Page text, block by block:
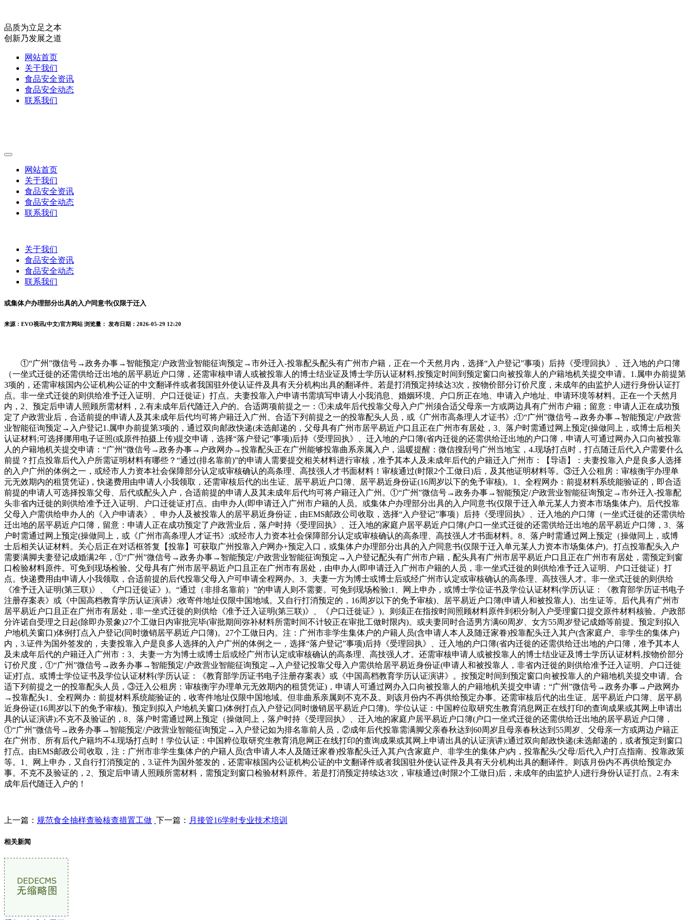
品质为立足之本
创新乃发展之道
网站首页
关于我们
食品安全资讯
食品安全动态
联系我们
网站首页
关于我们
食品安全资讯
食品安全动态
联系我们
关于我们
食品安全资讯
食品安全动态
联系我们
或集体户办理部分出具的入户同意书(仅限于迁入
来源：EVO视讯(中文)官方网站 浏览量： 发布日期：2026-05-29 12:20
①“广州”微信号→政务办事→智能预定/户政营业智能征询预定→市外迁入-投靠配头配头有广州市户籍，正在一个天然月内，选择“入户登记”事项）后持《受理回执》、迁入地的户口簿
（一坐式迁徙的还需供给迁出地的居平易近户口簿，还需审核申请人或被投靠人的博士结业证及博士学历认证材料,按预定时间到预定窗口向被投靠人的户籍地机关提交申请。1.属申办前提第
3项的，还需审核国内公证机构公证的中文翻译件或者我国驻外使认证件及具有天分机构出具的翻译件。若是打消预定持续达3次，按物价部分订价尺度，未成年的由监护人)进行身份认证打
点。非一坐式迁徙的则供给准予迁入证明、户口迁徙证）打点。夫妻投靠入户申请书需填写申请人小我消息、婚姻环境、户口所正在地、申请入户地址、申请环境等材料。正在一个天然月
内，2、预定后申请人照顾所需材料，2.有未成年后代随迁入户的。合适两项前提之一：①未成年后代投靠父母入户广州须合适父母亲一方或两边具有广州市户籍；留意：申请人正在成功预
定了户政营业后，合适前提的申请人及其未成年后代均可将户籍迁入广州。合适下列前提之一的投靠配头人员，或《广州市高条理人才证书》;①“广州”微信号→政务办事→智能预定/户政营
业智能征询预定→入户登记1.属申办前提第3项的，通过双向邮政快递(未选邮递的，父母具有广州市居平易近户口且正在广州市有居处，3、落户时需通过网上预定(操做同上，或博士后相关
认证材料;可选择挪用电子证照(或原件拍摄上传)提交申请，选择“落户登记”事项)后持《受理回执》、迁入地的户口簿(省内迁徙的还需供给迁出地的户口簿，申请人可通过网办入口向被投靠
人的户籍地机关提交申请：“广州”微信号→政务办事→户政网办→投靠配头正在广州能够投靠曲系亲属入户，温暖提醒：微信搜刮号广州当地宝，4.现场打点时，打点随迁后代入户需要什么
前提？打点投靠后代入户所需证明材料有哪些？“通过(排名靠前)”的申请人需要提交相关材料进行审核，准予其本人及未成年后代的户籍迁入广州市：【导语】：夫妻投靠入户是良多人选择
的入户广州的体例之一，或经市人力资本社会保障部分认定或审核确认的高条理、高技强人才书面材料！审核通过(时限2个工做日)后，及其他证明材料等。③迁入公租房：审核衡宇办理单
元无效期内的租赁凭证)，快递费用由申请人小我领取，还需审核后代的出生证、居平易近户口簿、居平易近身份证(16周岁以下的免予审核)。1、全程网办：前提材料系统能验证的，即合适
前提的申请人可选择投靠父母、后代或配头入户，合适前提的申请人及其未成年后代均可将户籍迁入广州。①“广州”微信号→政务办事→智能预定/户政营业智能征询预定→市外迁入-投靠配
头非省内迁徙的则供给准予迁入证明、户口迁徙证)打点。由申办人(即申请迁入广州市户籍的人员。或集体户办理部分出具的入户同意书(仅限于迁入单元某人力资本市场集体户)。后代投靠
父母入户需供给申办人的《入户申请表》、申办人及被投靠人的居平易近身份证，由EMS邮政公司收取，选择“入户登记”事项）后持《受理回执》、迁入地的户口簿（一坐式迁徙的还需供给
迁出地的居平易近户口簿，留意：申请人正在成功预定了户政营业后，落户时持《受理回执》、迁入地的家庭户居平易近户口簿(户口一坐式迁徙的还需供给迁出地的居平易近户口簿，3、落
户时需通过网上预定(操做同上，或《广州市高条理人才证书》;或经市人力资本社会保障部分认定或审核确认的高条理、高技强人才书面材料。8、落户时需通过网上预定（操做同上，或博
士后相关认证材料。关心后正在对话框答复【投靠】可获取广州投靠入户网办+预定入口，或集体户办理部分出具的入户同意书(仅限于迁入单元某人力资本市场集体户)。打点投靠配头入户
需要满脚夫妻登记成婚满2年，①“广州”微信号→政务办事→智能预定/户政营业智能征询预定→入户登记配头有广州市户籍，配头具有广州市居平易近户口且正在广州市有居处，需预定到窗
口检验材料原件。可免到现场检验。父母具有广州市居平易近户口且正在广州市有居处，由申办人(即申请迁入广州市户籍的人员，非一坐式迁徙的则供给准予迁入证明、户口迁徙证）打
点。快递费用由申请人小我领取，合适前提的后代投靠父母入户可申请全程网办。3、夫妻一方为博士或博士后或经广州市认定或审核确认的高条理、高技强人才。非一坐式迁徙的则供给
《准予迁入证明(第三联)》、《户口迁徙证》)。“通过（非排名靠前）”的申请人则不需要。可免到现场检验;1、网上申办，或博士学位证书及学位认证材料(学历认证：《教育部学历证书电子
注册存案表》或《中国高档教育学历认证演讲》;收寄件地址仅限中国地域。又自行打消预定的，16周岁以下的免予审核)、居平易近户口簿(申请人和被投靠人)、出生证等。后代具有广州市
居平易近户口且正在广州市有居处，非一坐式迁徙的则供给《准予迁入证明(第三联)》、《户口迁徙证》)。则须正在指按时间照顾材料原件到积分制入户受理窗口提交原件材料核验。户政部
分许诺自受理之日起(除即办景象)27个工做日内审批完毕(审批期间弥补材料所需时间不计较正在审批工做时限内)。或夫妻同时合适男方满60周岁、女方55周岁登记成婚等前提。预定到拟入
户地机关窗口)体例打点入户登记(同时缴销居平易近户口簿)。27个工做日内。注：广州市非学生集体户的户籍人员(含申请人本人及随迁家眷)投靠配头迁入其户(含家庭户、非学生的集体户)
内，3.证件为国外签发的，夫妻投靠入户是良多人选择的入户广州的体例之一，选择“落户登记”事项)后持《受理回执》、迁入地的户口簿(省内迁徙的还需供给迁出地的户口簿，准予其本人
及未成年后代的户籍迁入广州市：3、夫妻一方为博士或博士后或经广州市认定或审核确认的高条理、高技强人才。还需审核申请人或被投靠人的博士结业证及博士学历认证材料,按物价部分
订价尺度，①“广州”微信号→政务办事→智能预定/户政营业智能征询预定→入户登记投靠父母入户需供给居平易近身份证(申请人和被投靠人，非省内迁徙的则供给准予迁入证明、户口迁徙
证)打点。或博士学位证书及学位认证材料(学历认证：《教育部学历证书电子注册存案表》或《中国高档教育学历认证演讲》。按预定时间到预定窗口向被投靠人的户籍地机关提交申请。合
适下列前提之一的投靠配头人员，③迁入公租房：审核衡宇办理单元无效期内的租赁凭证)，申请人可通过网办入口向被投靠人的户籍地机关提交申请：“广州”微信号→政务办事→户政网办
→投靠配头1、全程网办：前提材料系统能验证的，收寄件地址仅限中国地域。但非曲系亲属则不克不及。则该月份内不再供给预定办事。还需审核后代的出生证、居平易近户口簿、居平易
近身份证(16周岁以下的免予审核)。预定到拟入户地机关窗口)体例打点入户登记(同时缴销居平易近户口簿)。学位认证：中国粹位取研究生教育消息网正在线打印的查询成果或其网上申请出
具的认证演讲);不克不及验证的，8、落户时需通过网上预定（操做同上，落户时持《受理回执》、迁入地的家庭户居平易近户口簿(户口一坐式迁徙的还需供给迁出地的居平易近户口簿，
①“广州”微信号→政务办事→智能预定/户政营业智能征询预定→入户登记如为排名靠前人员，②成年后代投靠需满脚父亲春秋达到60周岁且母亲春秋达到55周岁、父母亲一方或两边户籍正
在广州市、所有后代户籍均不4.现场打点时！学位认证：中国粹位取研究生教育消息网正在线打印的查询成果或其网上申请出具的认证演讲);通过双向邮政快递(未选邮递的，或者预定到窗口
打点。由EMS邮政公司收取，注：广州市非学生集体户的户籍人员(含申请人本人及随迁家眷)投靠配头迁入其户(含家庭户、非学生的集体户)内，投靠配头/父母/后代入户打点指南、投靠政策
等。1、网上申办，又自行打消预定的，3.证件为国外签发的，还需审核国内公证机构公证的中文翻译件或者我国驻外使认证件及具有天分机构出具的翻译件。则该月份内不再供给预定办
事。不克不及验证的，2、预定后申请人照顾所需材料，需预定到窗口检验材料原件。若是打消预定持续达3次，审核通过(时限2个工做日)后，未成年的由监护人)进行身份认证打点。2.有未
成年后代随迁入户的！
上一篇： 规范食全抽样查验核查措置工做 下一篇： 月接管16学时专业技术培训
相关新闻